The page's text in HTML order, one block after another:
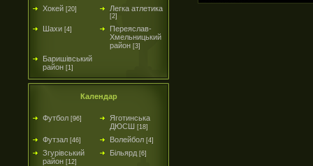
Хокей [20] Легка атлетика
[2]
Шахи [4]
Переяслав-
Хмельницький
район [3]
Баришівський
район [1]
Календар
Футбол [96]
Яготинська
ДЮСШ [18]
Футзал [46] Волейбол [4]
Згурівський
район [12]
Більярд [6]